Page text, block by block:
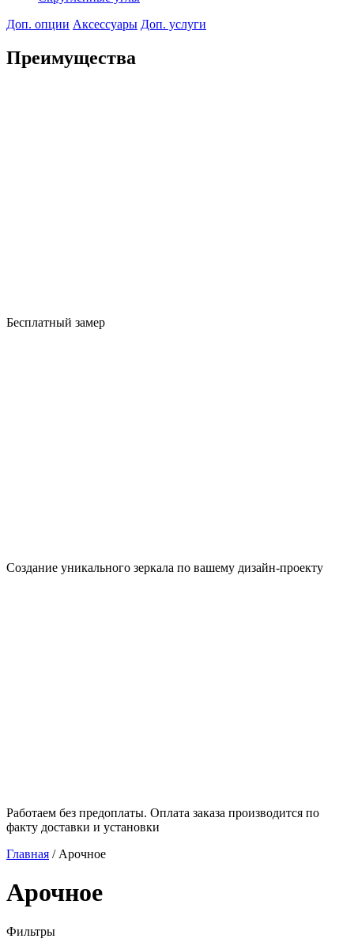
Доп. опции Аксессуары Доп. услуги
Преимущества
Бесплатный замер
Создание уникального зеркала по вашему дизайн-проекту
Работаем без предоплаты. Оплата заказа производится по
факту доставки и установки
Главная / Арочное
Арочное
Фильтры